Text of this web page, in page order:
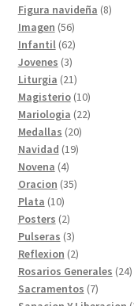
Figura navideña 88
Imagen 5656
productos
Infantil 6262
productos
Jovenes 33
productos
Liturgia 2121
productos
Magisterio 1010
productos
Mariologia 2222
Medallas 2020
productos
Navidad 1919
Novena 44
productos
Oracion 3535
Plata 1010
productos
Posters 22
productos
Pulseras 33
productos
Reflexion 22
productos
Rosarios Generales 2424
Sacramentos 77